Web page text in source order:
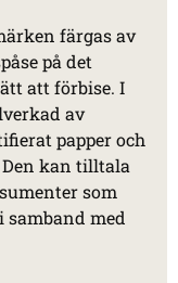
färgas av
på det
att förbise. I
av
papper och
kan tilltala
som
med